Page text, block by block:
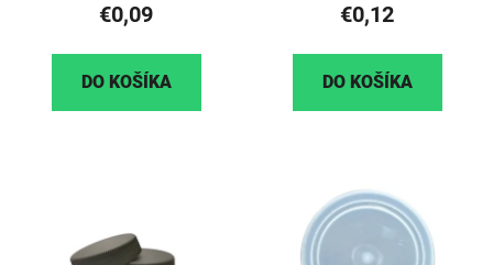
€0,09
DO KOŠÍKA
€0,12
DO KOŠÍKA